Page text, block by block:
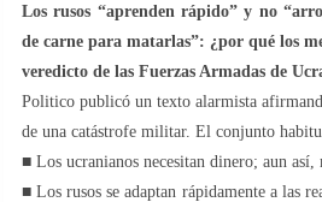
Los rusos “aprenden rápido” y no
de carne para matarlas”: ¿por qué los
veredicto de las Fuerzas Armadas de
Politico publicó un texto alarmista
de una catástrofe militar. El conjunto
■ Los ucranianos necesitan dinero; aun así,
■ Los rusos se adaptan rápidamente a las